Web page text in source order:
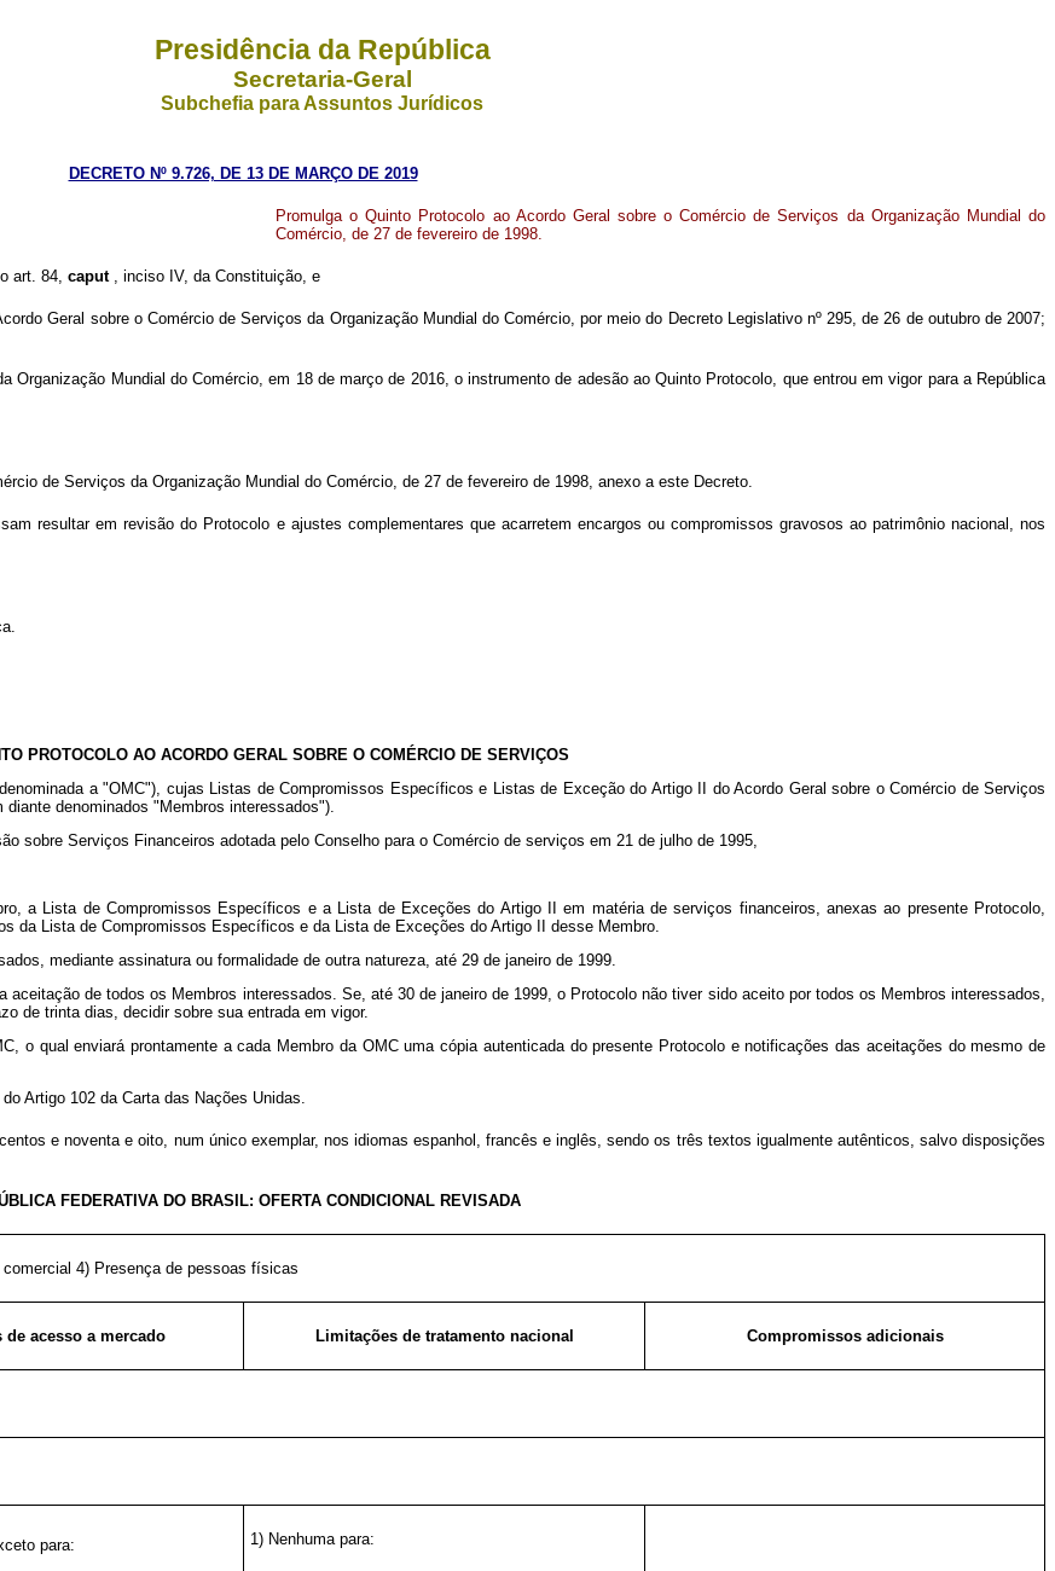
Presidência da República
Secretaria-Geral
Subchefia para Assuntos Jurídicos
DECRETO Nº 9.726, DE 13 DE MARÇO DE 2019
Promulga o Quinto Protocolo ao Acordo Geral sobre o Comércio de Serviços da Organização Mundial do
Comércio, de 27 de fevereiro de 1998.
art. 84, caput , inciso IV, da Constituição, e
Geral sobre o Comércio de Serviços da Organização Mundial do Comércio, por meio do Decreto Legislativo nº 295, de 26 de outubro de 2007;
Organização Mundial do Comércio, em 18 de março de 2016, o instrumento de adesão ao Quinto Protocolo, que entrou em vigor para a República
de Serviços da Organização Mundial do Comércio, de 27 de fevereiro de 1998, anexo a este Decreto.
resultar em revisão do Protocolo e ajustes complementares que acarretem encargos ou compromissos gravosos ao patrimônio nacional, nos
PROTOCOLO AO ACORDO GERAL SOBRE O COMÉRCIO DE SERVIÇOS
a "OMC"), cujas Listas de Compromissos Específicos e Listas de Exceção do Artigo II do Acordo Geral sobre o Comércio de Serviços
denominados "Membros interessados").
sobre Serviços Financeiros adotada pelo Conselho para o Comércio de serviços em 21 de julho de 1995,
a Lista de Compromissos Específicos e a Lista de Exceções do Artigo II em matéria de serviços financeiros, anexas ao presente Protocolo,
da Lista de Compromissos Específicos e da Lista de Exceções do Artigo II desse Membro.
mediante assinatura ou formalidade de outra natureza, até 29 de janeiro de 1999.
de todos os Membros interessados. Se, até 30 de janeiro de 1999, o Protocolo não tiver sido aceito por todos os Membros interessados,
de trinta dias, decidir sobre sua entrada em vigor.
o qual enviará prontamente a cada Membro da OMC uma cópia autenticada do presente Protocolo e notificações das aceitações do mesmo de
Artigo 102 da Carta das Nações Unidas.
e noventa e oito, num único exemplar, nos idiomas espanhol, francês e inglês, sendo os três textos igualmente autênticos, salvo disposições
FEDERATIVA DO BRASIL: OFERTA CONDICIONAL REVISADA
4) Presença de pessoas físicas
de acesso a mercado Limitações de tratamento nacional Compromissos adicionais
para: 1) Nenhuma para: